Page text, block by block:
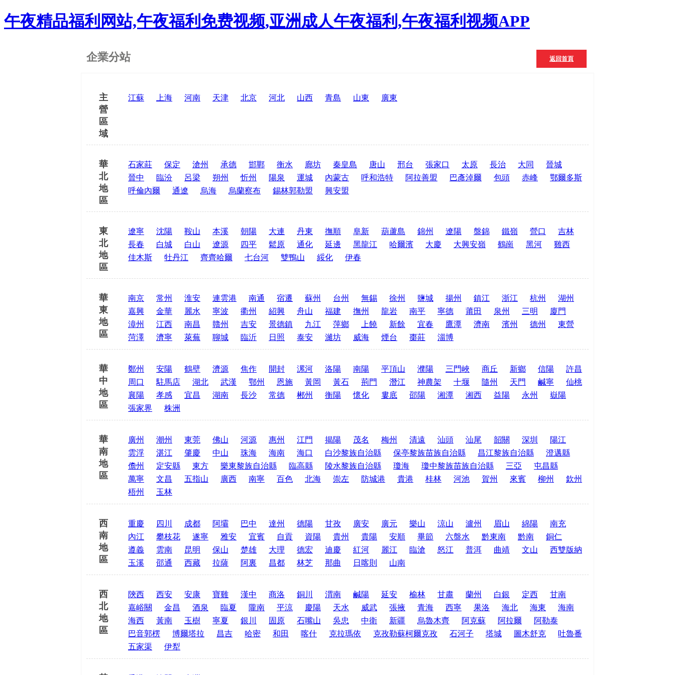
午夜精品福利网站,午夜福利免费视频,亚洲成人午夜福利,午夜福利视频APP
企業分站 返回首頁
主
營
區
域
江蘇 上海 河南 天津 北京 河北 山西 青島 山東 廣東
華
北
地
區
石家莊 保定 滄州 承德 邯鄲 衡水 廊坊 秦皇島 唐山 邢台 張家口 太原 長治 大同
晉城
晉中
臨汾 呂梁 朔州 忻州 陽泉 運城 內蒙古 呼和浩特 阿拉善盟 巴彥淖爾 包頭 赤峰
鄂爾多斯
呼倫內爾
通遼 烏海 烏蘭察布 錫林郭勒盟 興安盟
東
北
地
區
遼寧 沈陽 鞍山 本溪 朝陽 大連 丹東 撫順 阜新 葫蘆島 錦州 遼陽 盤錦 鐵嶺 營口
吉林
長春
白城 白山 遼源 四平 鬆原 通化 延邊 黑龍江 哈爾濱 大慶 大興安嶺 鶴崗 黑河
雞西
佳木斯
牡丹江 齊齊哈爾 七台河 雙鴨山 綏化 伊春
華
東
地
區
南京 常州 淮安 連雲港 南通 宿遷 蘇州 台州 無錫 徐州 鹽城 揚州 鎮江 浙江 杭州
湖州
嘉興
金華 麗水 寧波 衢州 紹興 舟山 福建 撫州 龍岩 南平 寧德 莆田 泉州 三明
廈門
漳州
江西 南昌 贛州 吉安 景德鎮 九江 萍鄉 上饒 新餘 宜春 鷹潭 濟南 濱州 德州
東營
菏澤
濟寧 萊蕪 聊城 臨沂 日照 泰安 濰坊 威海 煙台 棗莊 淄博
華
中
地
區
鄭州 安陽 鶴壁 濟源 焦作 開封 漯河 洛陽 南陽 平頂山 濮陽 三門峽 商丘 新鄉 信陽
許昌
周口
駐馬店 湖北 武漢 鄂州 恩施 黃岡 黃石 荊門 潛江 神農架 十堰 隨州 天門 鹹寧
仙桃
襄陽
孝感 宜昌 湖南 長沙 常德 郴州 衡陽 懷化 婁底 邵陽 湘潭 湘西 益陽 永州
嶽陽
張家界
株洲
華
南
地
區
廣州 潮州 東莞 佛山 河源 惠州 江門 揭陽 茂名 梅州 清遠 汕頭 汕尾 韶關 深圳
陽江
雲浮
湛江 肇慶 中山 珠海 海南 海口 白沙黎族自治縣 保亭黎族苗族自治縣 昌江黎族自治縣
澄邁縣
儋州
定安縣 東方 樂東黎族自治縣 臨高縣 陵水黎族自治縣 瓊海 瓊中黎族苗族自治縣 三亞
屯昌縣
萬寧
文昌 五指山 廣西 南寧 百色 北海 崇左 防城港 貴港 桂林 河池 賀州 來賓 柳州
欽州
梧州
玉林
西
南
地
區
重慶 四川 成都 阿壩 巴中 達州 德陽 甘孜 廣安 廣元 樂山 涼山 瀘州 眉山 綿陽
南充
內江
攀枝花 遂寧 雅安 宜賓 自貢 資陽 貴州 貴陽 安順 畢節 六盤水 黔東南 黔南
銅仁
遵義
雲南 昆明 保山 楚雄 大理 德宏 迪慶 紅河 麗江 臨滄 怒江 普洱 曲靖 文山
西雙版納
玉溪
邵通 西藏 拉薩 阿裏 昌都 林芝 那曲 日喀則 山南
西
北
地
區
陝西 西安 安康 寶雞 漢中 商洛 銅川 渭南 鹹陽 延安 榆林 甘肅 蘭州 白銀 定西
甘南
嘉峪關
金昌 酒泉 臨夏 隴南 平涼 慶陽 天水 威武 張掖 青海 西寧 果洛 海北 海東
海南
海西
黃南 玉樹 寧夏 銀川 固原 石嘴山 吳忠 中衛 新疆 烏魯木齊 阿克蘇 阿拉爾
阿勒泰
巴音郭楞
博爾塔拉 昌吉 哈密 和田 喀什 克拉瑪依 克孜勒蘇柯爾克孜 石河子 塔城 圖木舒克
吐魯番
五家渠
伊犁